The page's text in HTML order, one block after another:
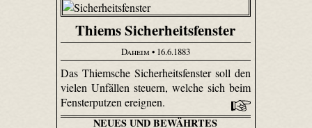
Thiems Sicherheitsfenster
Daheim• 16.6.1883
Das Thiemsche Sicherheitsfenster soll den
vielen Unfällen steuern, welche sich beim
Fensterputzen ereignen.
NEUES UND BEWÄHRTES